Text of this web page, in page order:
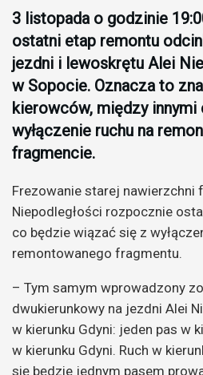
3 listopada o godzinie
ostatni etap remontu
jezdni i lewoskrętu Alei
w Sopocie. Oznacza to
kierowców, między innymi
wyłączenie ruchu na
fragmencie.
Frezowanie starej nawierzchni
Niepodległości rozpocznie
co będzie wiązać się z
remontowanego fragmentu.
– Tym samym wprowadzony
dwukierunkowy na jezdni Alei
w kierunku Gdyni: jeden pas w
w kierunku Gdyni. Ruch w
się będzie jednym pasem